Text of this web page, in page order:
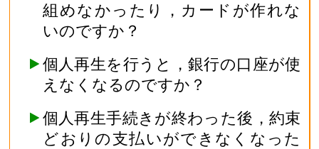
組めなかったり，カードが作れな
いのですか？
個人再生を行うと，銀行の口座が使
えなくなるのですか？
個人再生手続きが終わった後，約束
どおりの支払いができなくなった